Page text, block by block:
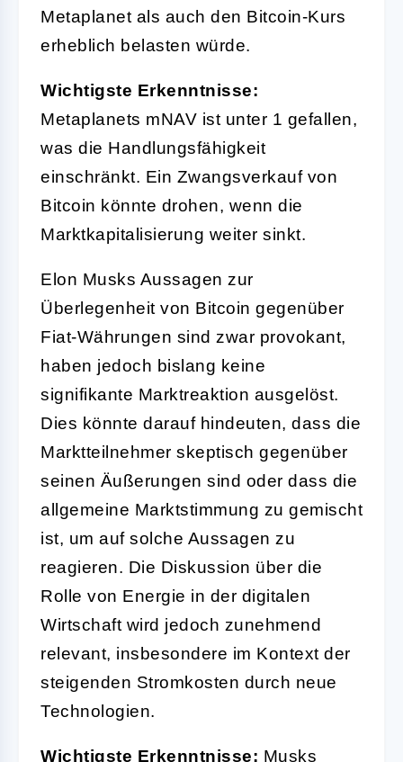
Metaplanet als auch den Bitcoin-Kurs
erheblich belasten würde.
Wichtigste Erkenntnisse:
Metaplanets mNAV ist unter 1 gefallen,
was die Handlungsfähigkeit
einschränkt. Ein Zwangsverkauf von
Bitcoin könnte drohen, wenn die
Marktkapitalisierung weiter sinkt.
Elon Musks Aussagen zur
Überlegenheit von Bitcoin gegenüber
Fiat-Währungen sind zwar provokant,
haben jedoch bislang keine
signifikante Marktreaktion ausgelöst.
Dies könnte darauf hindeuten, dass die
Marktteilnehmer skeptisch gegenüber
seinen Äußerungen sind oder dass die
allgemeine Marktstimmung zu gemischt
ist, um auf solche Aussagen zu
reagieren. Die Diskussion über die
Rolle von Energie in der digitalen
Wirtschaft wird jedoch zunehmend
relevant, insbesondere im Kontext der
steigenden Stromkosten durch neue
Technologien.
Wichtigste Erkenntnisse: Musks